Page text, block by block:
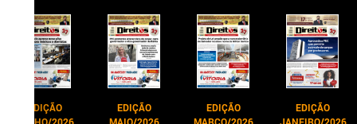
EDIÇÃO
EDIÇÃO
EDIÇÃO
EDIÇÃO